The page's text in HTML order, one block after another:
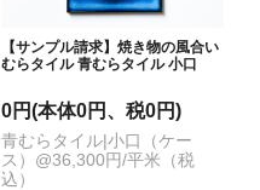
【サンプル請求】焼き物の風合い
むらタイル 青むらタイル 小口
0円(本体0円、税0円)
青むらタイル|小口（ケー
ス）@36,300円/平米（税
込）